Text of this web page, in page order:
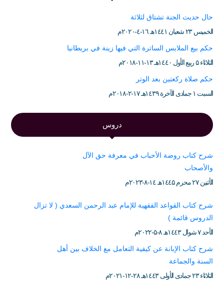
حال حديث الجنة تشتاق لثلاثة
الخميس ۲۳ شعبان ۱٤٤۱هـ ۱٦-٤-۲۰۲۰م
حكم بيع الملابس الساترة التي فيها زينة في بريطانيا
الثلاثاء ۵ ربيع الأول ۱٤٤۰هـ ۱۳-۱۱-۲۰۱۸م
حكم صلاة ركعتين بعد الوتر
السبت ۱ جمادى الآخرة ۱٤۳۹هـ ۱۷-۲-۲۰۱۸م
دروس
شرح كتاب روضة الأحباب في معرفة حق الآل
والأصحاب
الأثنين ۲۷ محرم ۱٤٤۵هـ ۱٤-۸-۲۰۲۳م
شرح كتاب القواعد الفقهية للإمام عبد الرحمن السعدي ( لا تزال
الدروس قائمة )
الأحد ۷ شوال ۱٤٤۳هـ ۸-۵-۲۰۲۲م
شرح كتاب الإبانة عن كيفية التعامل مع الخلاف بين أهل
السنة والجماعة
الثلاثاء ۲۳ جمادى الأولى ۱٤٤۳هـ ۲۸-۱۲-۲۰۲۱م